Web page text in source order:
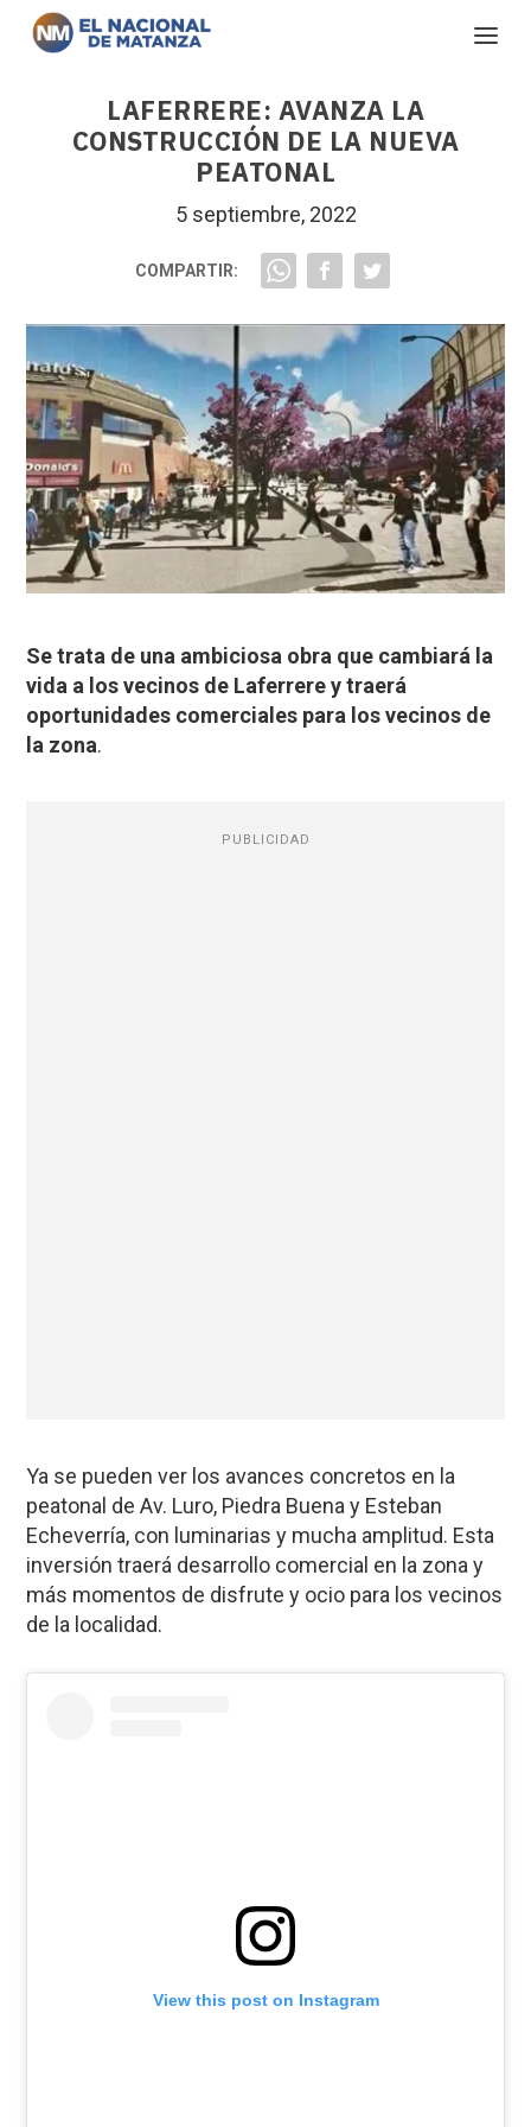
LAFERRERE: AVANZA LA
CONSTRUCCIÓN DE LA NUEVA
PEATONAL
5 septiembre, 2022
COMPARTIR:
Se trata de una ambiciosa obra que cambiará la
vida a los vecinos de Laferrere y traerá
oportunidades comerciales para los vecinos de
la zona.
PUBLICIDAD
Ya se pueden ver los avances concretos en la
peatonal de Av. Luro, Piedra Buena y Esteban
Echeverría, con luminarias y mucha amplitud. Esta
inversión traerá desarrollo comercial en la zona y
más momentos de disfrute y ocio para los vecinos
de la localidad.
View this post on Instagram